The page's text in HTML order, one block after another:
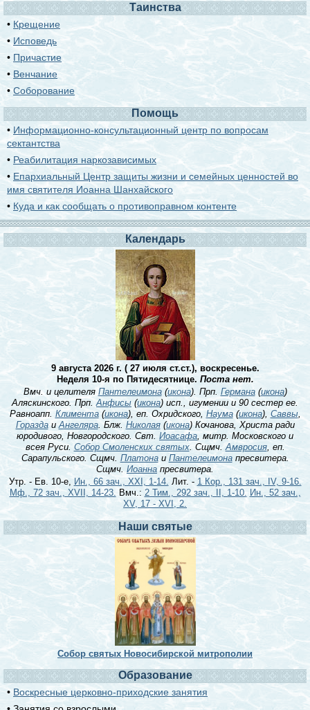
Таинства
• Крещение
• Исповедь
• Причастие
• Венчание
•Соборование
Помощь
• Информационно-консультационный центр по вопросам
сектантства
• Реабилитация наркозависимых
• Епархиальный Центр защиты жизни и семейных ценностей во
имя святителя Иоанна Шанхайского
• Куда и как сообщать о противоправном контенте
Календарь
9 августа 2026 г. ( 27 июля ст.ст.), воскресенье.
Неделя 10-я по Пятидесятнице. Поста нет.
Вмч. и целителя Пантелеимона(икона). Прп. Германа(икона)
Аляскинского. Прп.Анфисы (икона) исп., игумении и 90 сестер ее.
Равноапп. Климента(икона), еп. Охридского, Наума(икона), Саввы,
ГораздаиАнгеляра. Блж. Николая(икона) Кочанова, Христа ради
юродивого, Новгородского. Свт. Иоасафа, митр. Московского и
всея Руси. Собор Смоленских святых. Сщмч.Амвросия, еп.
Сарапульского. Сщмч. Платонаи Пантелеимонапресвитера.
Сщмч. Иоанна пресвитера.
Утр. - Ев. 10-е, Ин., 66 зач., XXI, 1-14. Лит. - 1 Кор., 131 зач., IV, 9-16.
Мф., 72 зач., XVII, 14-23. Вмч.: 2 Тим., 292 зач., II, 1-10. Ин., 52 зач.,
XV, 17 - XVI, 2.
Наши святые
Собор святых Новосибирской митрополии
Образование
• Воскресные церковно-приходские занятия